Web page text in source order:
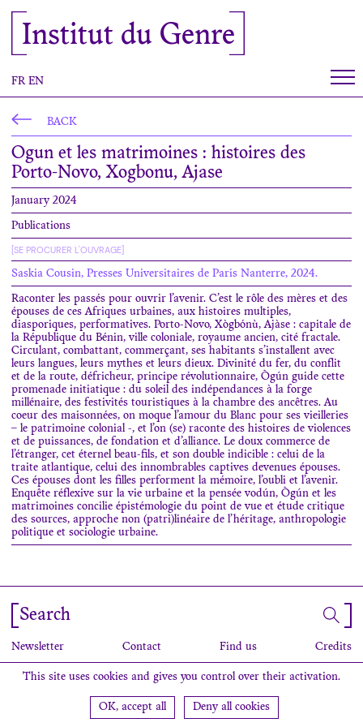
Institut du Genre
FR EN
BACK
Ogun et les matrimoines : histoires des
Porto-Novo, Xogbonu, Ajase
January 2024
Publications
[SE PROCURER L'OUVRAGE]
Saskia Cousin, Presses Universitaires de Paris Nanterre, 2024.
Raconter les passés pour ouvrir l’avenir. C’est le rôle des mères et des
épouses de ces Afriques urbaines, aux histoires multiples,
diasporiques, performatives. Porto-Novo, Xògbónù, Ajàse : capitale de
la République du Bénin, ville coloniale, royaume ancien, cité fractale.
Circulant, combattant, commerçant, ses habitants s’installent avec
leurs langues, leurs mythes et leurs dieux. Divinité du fer, du conflit
et de la route, défricheur, principe révolutionnaire, Ògún guide cette
promenade initiatique : du soleil des indépendances à la forge
millénaire, des festivités touristiques à la chambre des ancêtres. Au
coeur des maisonnées, on moque l’amour du Blanc pour ses vieilleries
– le patrimoine colonial -, et l’on (se) raconte des histoires de violences
et de puissances, de fondation et d’alliance. Le doux commerce de
l’étranger, cet éternel beau-fils, et son double indicible : celui de la
traite atlantique, celui des innombrables captives devenues épouses.
Ces épouses dont les filles performent la mémoire, l’oubli et l’avenir.
Enquête réflexive sur la vie urbaine et la pensée vodún, Ògún et les
matrimoines concilie épistémologie du point de vue et étude critique
des sources, approche non (patri)linéaire de l’héritage, anthropologie
politique et sociologie urbaine.
Search
Newsletter Contact Find us Credits
This site uses cookies and gives you control over their activation.
OK, accept all Deny all cookies